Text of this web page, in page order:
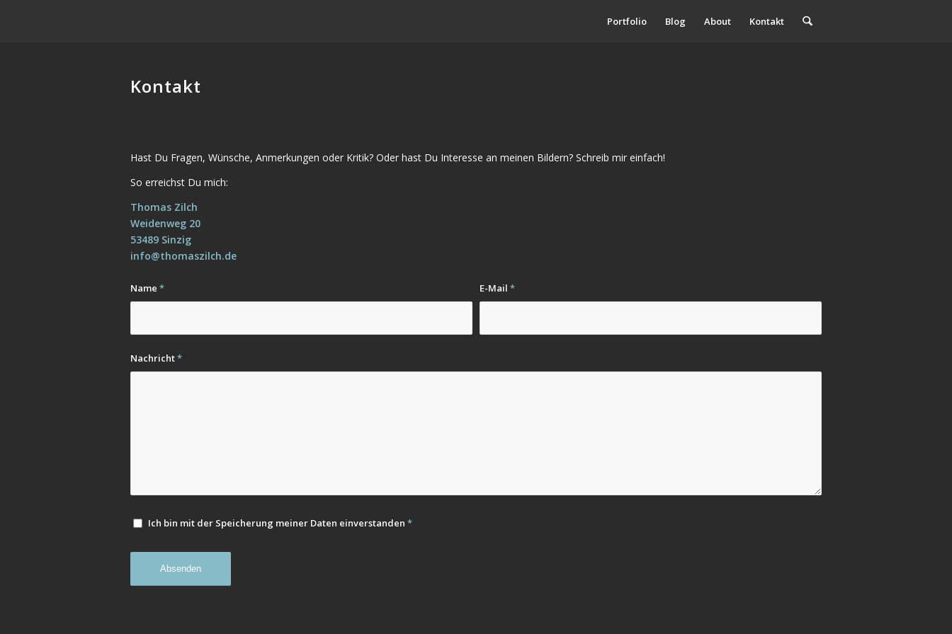
Portfolio Blog About Kontakt
Kontakt
Hast Du Fragen, Wünsche, Anmerkungen oder Kritik? Oder hast Du Interesse an meinen Bildern? Schreib mir einfach!
So erreichst Du mich:
Thomas Zilch
Weidenweg 20
53489 Sinzig
info@thomaszilch.de
Name* E-Mail *
Nachricht*
Ich bin mit der Speicherung meiner Daten einverstanden*